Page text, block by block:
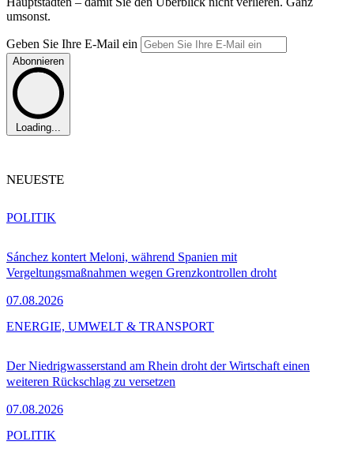
umsonst.
Geben Sie Ihre E-Mail ein
Abonnieren
Loading...
NEUESTE
Sánchez kontert Meloni, während Spanien mit
Vergeltungsmaßnahmen wegen Grenzkontrollen droht
07.08.2026
POLITIK
Der Niedrigwasserstand am Rhein droht der Wirtschaft einen
weiteren Rückschlag zu versetzen
07.08.2026
ENERGIE, UMWELT & TRANSPORT
POLITIK